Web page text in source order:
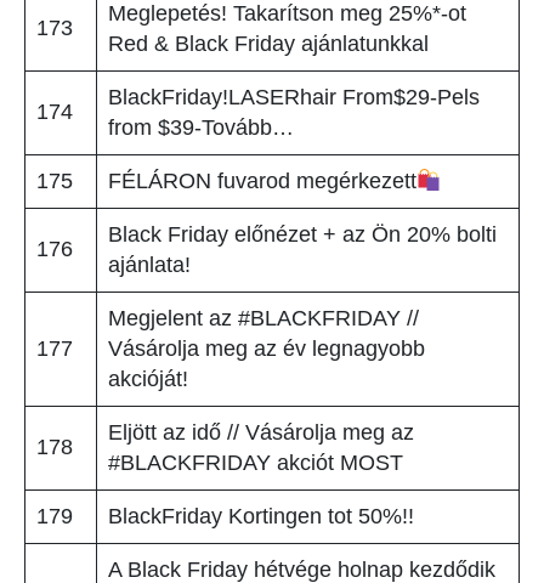
173
Meglepetés! Takarítson meg 25%*-ot
Red & Black Friday ajánlatunkkal
174
BlackFriday!LASERhair From$29-Pels
from $39-Tovább…
175 FÉLÁRON fuvarod megérkezett
176
Black Friday előnézet + az Ön 20% bolti
ajánlata!
177
Megjelent az #BLACKFRIDAY //
Vásárolja meg az év legnagyobb
akcióját!
178
Eljött az idő // Vásárolja meg az
#BLACKFRIDAY akciót MOST
179 BlackFriday Kortingen tot 50%!!
A Black Friday hétvége holnap kezdődik